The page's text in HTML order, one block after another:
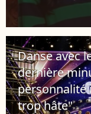
Danse avec
dernière
personnalité
trop hâte"